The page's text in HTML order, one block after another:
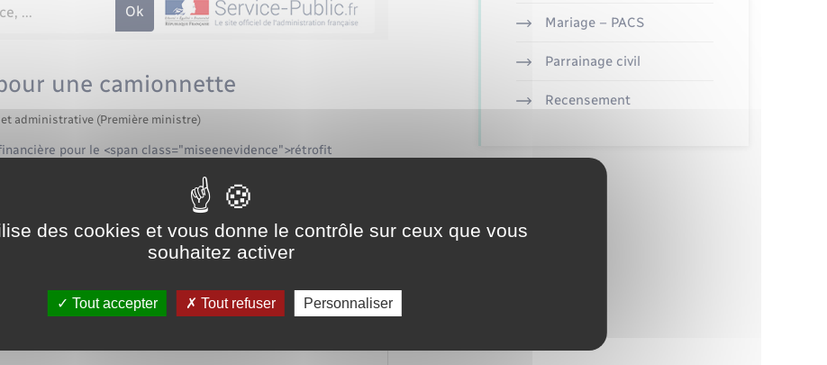
une camionnette
administrative (Première ministre)
pour le <span class="miseenevidence">rétrofit
span> thermique (conversion du moteur
à remplir ? Comment faire la demande ? Nous vous
partir de 2023.</span>
Tout replier Tout déplier
de la prime au rétrofit électrique ?
pour la prime au rétrofit électrique ?
Mariage – PACS
Parrainage civil
Recensement
des cookies et vous donne le contrôle sur ceux que vous
souhaitez activer
Tout accepter Tout refuser Personnaliser